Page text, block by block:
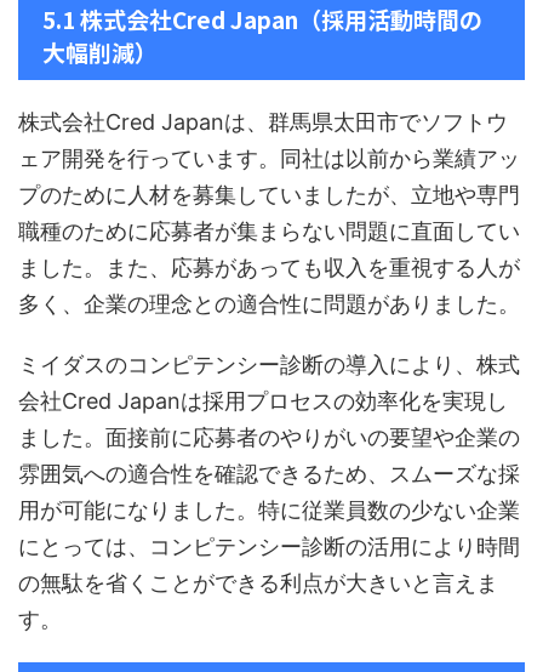
5.1 株式会社Cred Japan（採用活動時間の
大幅削減）
株式会社Cred Japanは、群馬県太田市でソフトウ
ェア開発を行っています。同社は以前から業績アッ
プのために人材を募集していましたが、立地や専門
職種のために応募者が集まらない問題に直面してい
ました。また、応募があっても収入を重視する人が
多く、企業の理念との適合性に問題がありました。
ミイダスのコンピテンシー診断の導入により、株式
会社Cred Japanは採用プロセスの効率化を実現し
ました。面接前に応募者のやりがいの要望や企業の
雰囲気への適合性を確認できるため、スムーズな採
用が可能になりました。特に従業員数の少ない企業
にとっては、コンピテンシー診断の活用により時間
の無駄を省くことができる利点が大きいと言えま
す。